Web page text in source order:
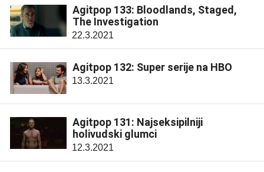
Agitpop 133: Bloodlands, Staged,
The Investigation
22.3.2021
Agitpop 132: Super serije na HBO
13.3.2021
Agitpop 131: Najseksipilniji
holivudski glumci
12.3.2021